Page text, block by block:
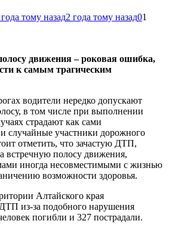
тому назад2 года тому назад01
движения – роковая ошибка,
к самым трагическим
водители нередко допускают
в том числе при выполнении
страдают как сами
случайные участники дорожного
отметить, что зачастую ДТП,
встречную полосу движения,
иногда несовместимыми с жизнью
возможности здоровья.
Алтайского края
из-за подобного нарушения
погибли и 327 пострадали.